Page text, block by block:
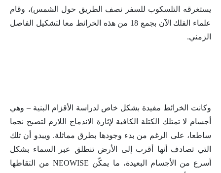
يستغرقه التلسكوب للسفر نصف الطريق حول الشمس)، وقام
علماء الفلك الآن بجمع 18 من هذه الخرائط معا لتشكيل الفاصل
الزمني.
وكانت الخرائط مفيدة بشكل خاص لدراسة الأقزام البنية – وهي
أجسام لا تمتلك الكتلة الكافية لإثارة الاندماج اللازم لتصبح نجما
ساطعا، على الرغم من بدء وجودها بطرق مماثلة. ويبدو أن تلك
التي تصادف أنها أقرب إلى الأرض تنطلق عبر السماء بشكل
أسرع من الأجسام البعيدة، ما يمكّن NEOWISE من التقاطها